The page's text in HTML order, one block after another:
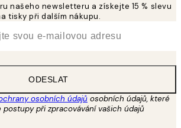
našeho newsletteru a získejte 15 % slevu
tisky při dalším nákupu.
ODESLAT
osobních údajů osobních údajů, které
postupy při zpracovávání vašich údajů